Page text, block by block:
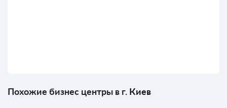
Похожие бизнес центры в г. Киев